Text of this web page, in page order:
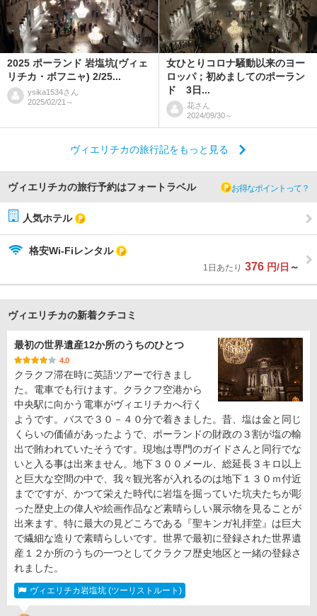
2025 ポーランド 岩塩坑(ヴィェ
リチカ・ボフニャ) 2/25...
ysika1534さん
2025/02/21～
女ひとりコロナ騒動以来のヨー
ロッパ；初めましてのポーラン
ド 3日...
花さん
2024/09/30～
ヴィエリチカの旅行記をもっと見る
ヴィエリチカの旅行予約はフォートラベル お得なポイントって？
人気ホテル
格安Wi-Fiレンタル
1日あたり 376 円/日 ～
ヴィエリチカの新着クチコミ
最初の世界遺産12か所のうちのひとつ
4.0
クラクフ滞在時に英語ツアーで行きまし
た。電車でも行けます。クラクフ空港から
中央駅に向かう電車がヴィエリチカへ行く
ようです。バスで３０－４０分で着きました。昔、塩は金と同じ
くらいの価値があったようで、ポーランドの財政の３割が塩の輸
出で賄われていたそうです。現地は専門のガイドさんと同行でな
いと入る事は出来ません。地下３００メール、総延長３キロ以上
と巨大な空間の中で、我々観光客が入れるのは地下１３０ｍ付近
までですが、かつて栄えた時代に岩塩を掘っていた坑夫たちが彫
った歴史上の偉人や絵画作品など素晴らしい展示物を見ることが
出来ます。特に最大の見どころである『聖キンガ礼拝堂』は巨大
で繊細な造りで素晴らしいです。世界で最初に登録された世界遺
産１２か所のうちの一つとしてクラクフ歴史地区と一緒の登録さ
れました。
ヴィエリチカ岩塩坑 (ツーリストルート)